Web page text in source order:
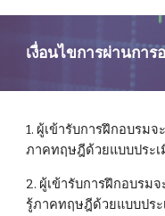
เงื่อนไขการผ่านกา
1. ผู้เข้ารับการฝึกอบรม
ภาคทฤษฎีด้วยแบบประ
2. ผู้เข้ารับการฝึกอบรม
รู้ภาคทฤษฎีด้วยแบบประ